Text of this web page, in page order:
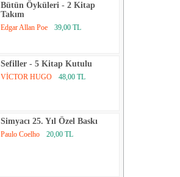
Bütün Öyküleri - 2 Kitap
Takım
Edgar Allan Poe 39,00 TL
Sefiller - 5 Kitap Kutulu
VİCTOR HUGO 48,00 TL
Simyacı 25. Yıl Özel Baskı
Paulo Coelho 20,00 TL